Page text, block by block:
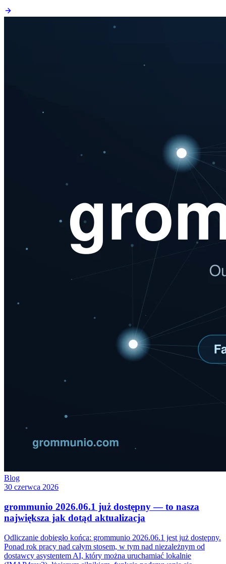
Blog
30 czerwca 2026
grommunio 2026.06.1 już dostępny — to nasza
największa jak dotąd aktualizacja
Odliczanie dobiegło końca: grommunio 2026.06.1 jest już dostępny.
Ponad rok pracy nad całym stosem, w tym nad niezależnym od
dostawcy asystentem AI, który można uruchamiać lokalnie